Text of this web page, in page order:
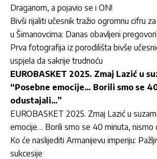
Draganom, a pojavio se i ON!
Bivši rijaliti učesnik tražio ogromnu cifru
u Šimanovcima: Danas obavljeni pregovori
Prva fotografija iz porodilišta bivše
uspjela da sakrije trudnoću
EUROBASKET 2025. Zmaj Lazić u
“Posebne emocije… Borili smo se
odustajali…”
EUROBASKET 2025. Zmaj Lazić u
emocije… Borili smo se 40 minuta, nismo
Ko će naslijediti Armanijevu imperiju:
sukcesije